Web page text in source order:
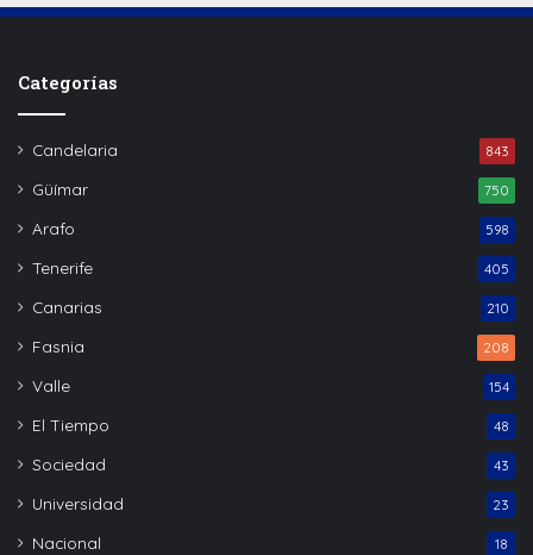
Categorías
Candelaria 843
Güímar 750
Arafo 598
Tenerife 405
Canarias 210
Fasnia 208
Valle 154
El Tiempo 48
Sociedad 43
Universidad 23
Nacional 18